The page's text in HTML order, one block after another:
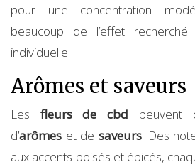
pour une concentration
beaucoup de l’effet
individuelle.
Arômes et saveurs
Les fleurs de cbd peuvent
d’arômes et de saveurs. Des
aux accents boisés et épicés,